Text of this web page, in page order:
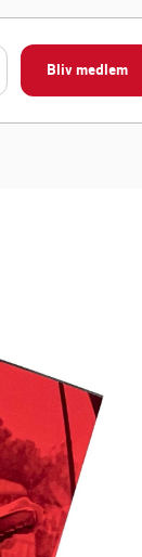
Bliv medlem